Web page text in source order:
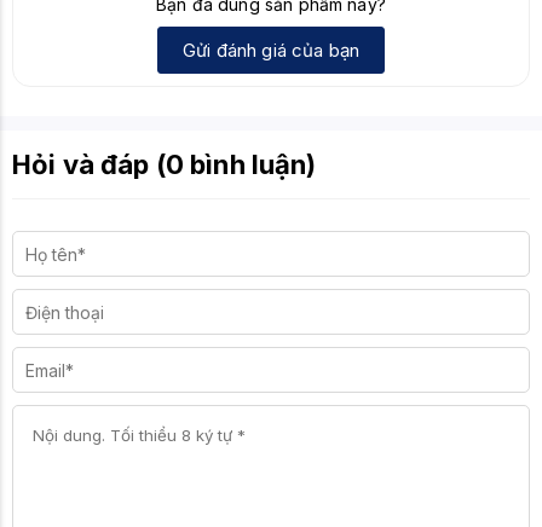
Bạn đã dùng sản phẩm này?
Gửi đánh giá của bạn
Hỏi và đáp (0 bình luận)